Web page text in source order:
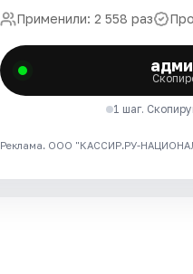
Применили: 2 558 раз
1 шаг.
Реклама. ООО "КАССИР.РУ-